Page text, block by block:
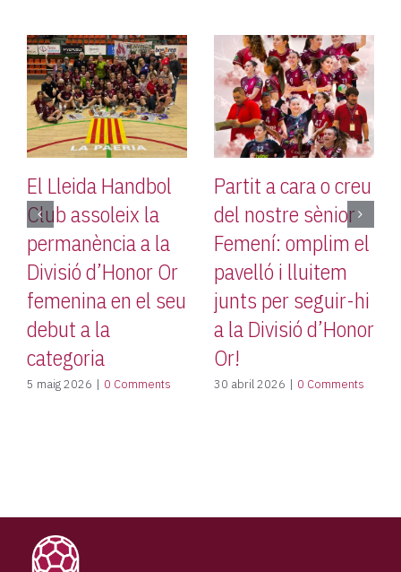
El Lleida Handbol
Club assoleix la
permanència a la
Divisió d’Honor Or
femenina en el seu
debut a la
categoria
5 maig 2026 | 0 Comments
Partit a cara o creu
del nostre sènior
Femení: omplim el
pavelló i lluitem
junts per seguir-hi
a la Divisió d’Honor
Or!
30 abril 2026 | 0 Comments